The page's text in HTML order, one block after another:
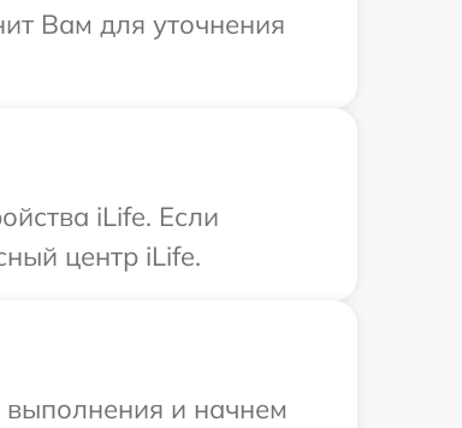
Вам для уточнения
iLife. Если
центр iLife.
выполнения и начнем